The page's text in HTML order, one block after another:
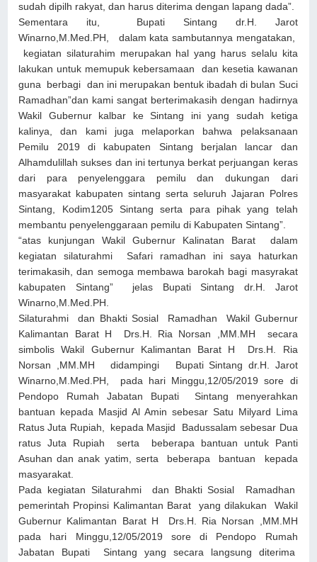
sudah dipilh rakyat, dan harus diterima dengan lapang dada”.
Sementara itu, Bupati Sintang dr.H. Jarot
Winarno,M.Med.PH, dalam kata sambutannya mengatakan,
kegiatan silaturahim merupakan hal yang harus selalu kita
lakukan untuk memupuk kebersamaan dan kesetia kawanan
guna berbagi dan ini merupakan bentuk ibadah di bulan Suci
Ramadhan”dan kami sangat berterimakasih dengan hadirnya
Wakil Gubernur kalbar ke Sintang ini yang sudah ketiga
kalinya, dan kami juga melaporkan bahwa pelaksanaan
Pemilu 2019 di kabupaten Sintang berjalan lancar dan
Alhamdulillah sukses dan ini tertunya berkat perjuangan keras
dari para penyelenggara pemilu dan dukungan dari
masyarakat kabupaten sintang serta seluruh Jajaran Polres
Sintang, Kodim1205 Sintang serta para pihak yang telah
membantu penyelenggaraan pemilu di Kabupaten Sintang”.
“atas kunjungan Wakil Gubernur Kalinatan Barat dalam
kegiatan silaturahmi Safari ramadhan ini saya haturkan
terimakasih, dan semoga membawa barokah bagi masyrakat
kabupaten Sintang” jelas Bupati Sintang dr.H. Jarot
Winarno,M.Med.PH.
Silaturahmi dan Bhakti Sosial Ramadhan Wakil Gubernur
Kalimantan Barat H Drs.H. Ria Norsan ,MM.MH secara
simbolis Wakil Gubernur Kalimantan Barat H Drs.H. Ria
Norsan ,MM.MH didampingi Bupati Sintang dr.H. Jarot
Winarno,M.Med.PH, pada hari Minggu,12/05/2019 sore di
Pendopo Rumah Jabatan Bupati Sintang menyerahkan
bantuan kepada Masjid Al Amin sebesar Satu Milyard Lima
Ratus Juta Rupiah, kepada Masjid Badussalam sebesar Dua
ratus Juta Rupiah serta beberapa bantuan untuk Panti
Asuhan dan anak yatim, serta beberapa bantuan kepada
masyarakat.
Pada kegiatan Silaturahmi dan Bhakti Sosial Ramadhan
pemerintah Propinsi Kalimantan Barat yang dilakukan Wakil
Gubernur Kalimantan Barat H Drs.H. Ria Norsan ,MM.MH
pada hari Minggu,12/05/2019 sore di Pendopo Rumah
Jabatan Bupati Sintang yang secara langsung diterima